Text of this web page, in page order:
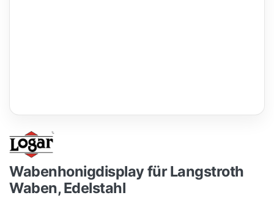
Wabenhonigdisplay für Langstroth
Waben, Edelstahl